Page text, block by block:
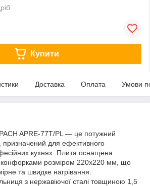
Купити
Доставка Оплата Умови
APRE-77T/PL — це потужний
призначений для ефективного
кухнях. Плита оснащена
розміром 220х220 мм, що
та швидке нагрівання.
з нержавіючої сталі товщиною 1,5